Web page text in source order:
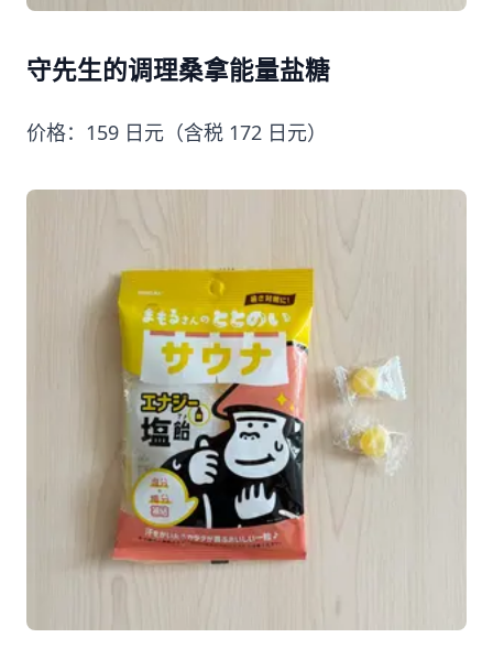
守先生的调理桑拿能量盐糖
价格：159 日元（含税 172 日元）